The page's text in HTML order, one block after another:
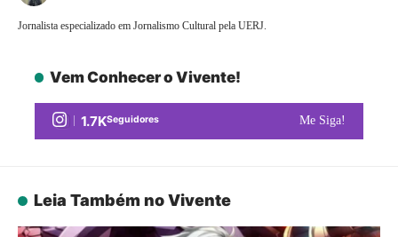
Jornalista especializado em Jornalismo Cultural pela UERJ.
Vem Conhecer o Vivente!
1.7KSeguidores Me Siga!
Leia Também no Vivente